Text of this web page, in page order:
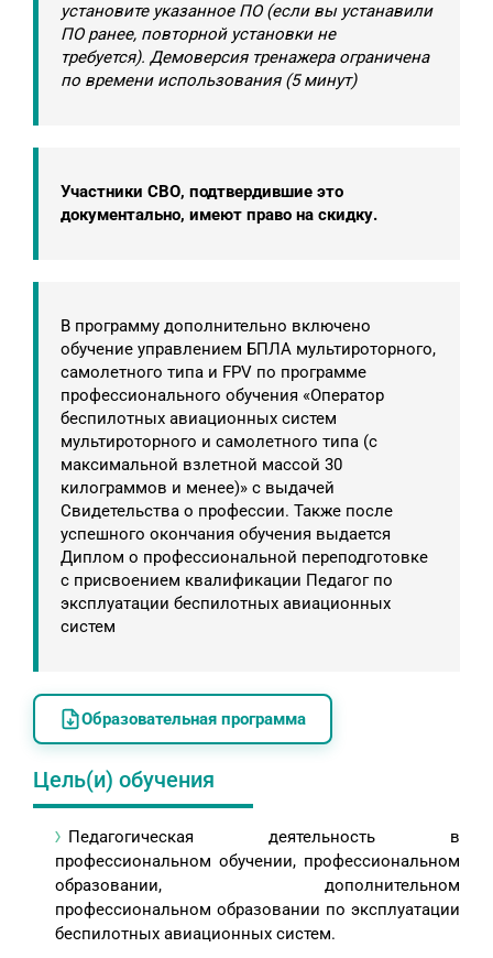
установите указанное ПО (если вы устанавили
ПО ранее, повторной установки не
требуется). Демоверсия тренажера ограничена
по времени использования (5 минут)
Участники СВО, подтвердившие это
документально, имеют право на скидку.
В программу дополнительно включено
обучение управлением БПЛА мультироторного,
самолетного типа и FPV по программе
профессионального обучения «Оператор
беспилотных авиационных систем
мультироторного и самолетного типа (с
максимальной взлетной массой 30
килограммов и менее)» с выдачей
Свидетельства о профессии. Также после
успешного окончания обучения выдается
Диплом о профессиональной переподготовке
с присвоением квалификации Педагог по
эксплуатации беспилотных авиационных
систем
Образовательная программа
Цель(и) обучения
Педагогическая деятельность в
профессиональном обучении, профессиональном
образовании, дополнительном
профессиональном образовании по эксплуатации
беспилотных авиационных систем.